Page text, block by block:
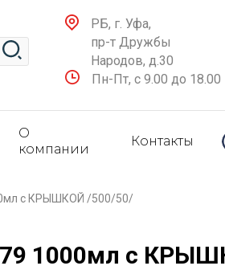
РБ, г. Уфа,
пр-т Дружбы
Народов, д.30
Пн-Пт, с 9.00 до 18.00
О
компании
Контакты
с КРЫШКОЙ /500/50/
1000мл с